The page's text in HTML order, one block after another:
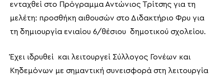
ενταχθεί στο Πρόγραμμα Αντώνιος Τρίτσης για τη
μελέτη: προσθήκη αιθουσών στο Διδακτήριο Φρυ για
τη δημιουργία ενιαίου 6/θέσιου δημοτικού σχολείου.
Έχει ιδρυθεί και λειτουργεί Σύλλογος Γονέων και
Κηδεμόνων με σημαντική συνεισφορά στη λειτουργία